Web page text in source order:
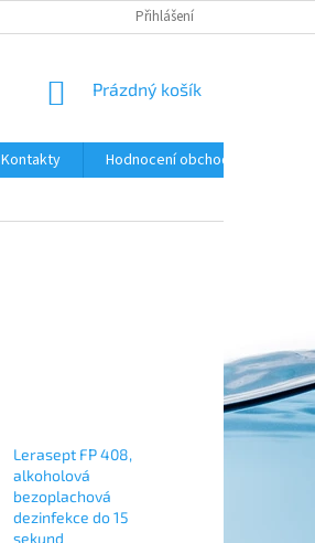
Přihlášení
NÁKUPNÍ
Prázdný košík
Kontakty
Hodnocení obchodu
Lerasept FP 408,
alkoholová
bezoplachová
dezinfekce do 15
sekund